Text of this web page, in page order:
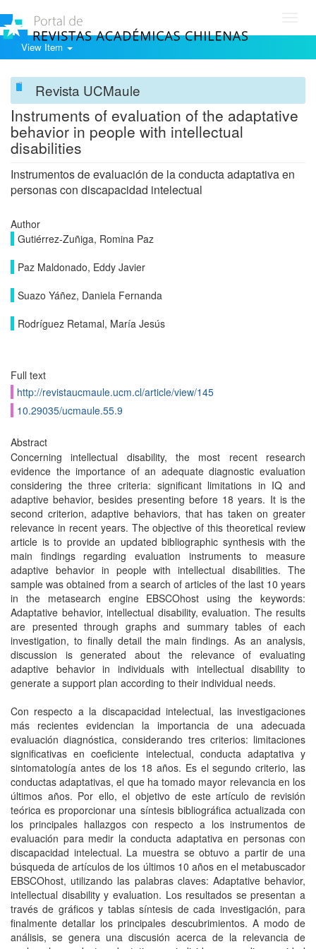
View Item
Revista UCMaule
Instruments of evaluation of the adaptative
behavior in people with intellectual
disabilities
Instrumentos de evaluación de la conducta adaptativa en
personas con discapacidad intelectual
Author
Gutiérrez-Zuñiga, Romina Paz
Paz Maldonado, Eddy Javier
Suazo Yáñez, Daniela Fernanda
Rodríguez Retamal, María Jesús
Full text
http://revistaucmaule.ucm.cl/article/view/145
10.29035/ucmaule.55.9
Abstract
Concerning intellectual disability, the most recent research
evidence the importance of an adequate diagnostic evaluation
considering the three criteria: significant limitations in IQ and
adaptive behavior, besides presenting before 18 years. It is the
second criterion, adaptive behaviors, that has taken on greater
relevance in recent years. The objective of this theoretical review
article is to provide an updated bibliographic synthesis with the
main findings regarding evaluation instruments to measure
adaptive behavior in people with intellectual disabilities. The
sample was obtained from a search of articles of the last 10 years
in the metasearch engine EBSCOhost using the keywords:
Adaptative behavior, intellectual disability, evaluation. The results
are presented through graphs and summary tables of each
investigation, to finally detail the main findings. As an analysis,
discussion is generated about the relevance of evaluating
adaptive behavior in individuals with intellectual disability to
generate a support plan according to their individual needs.
Con respecto a la discapacidad intelectual, las investigaciones
más recientes evidencian la importancia de una adecuada
evaluación diagnóstica, considerando tres criterios: limitaciones
significativas en coeficiente intelectual, conducta adaptativa y
sintomatología antes de los 18 años. Es el segundo criterio, las
conductas adaptativas, el que ha tomado mayor relevancia en los
últimos años. Por ello, el objetivo de este artículo de revisión
teórica es proporcionar una síntesis bibliográfica actualizada con
los principales hallazgos con respecto a los instrumentos de
evaluación para medir la conducta adaptativa en personas con
discapacidad intelectual. La muestra se obtuvo a partir de una
búsqueda de artículos de los últimos 10 años en el metabuscador
EBSCOhost, utilizando las palabras claves: Adaptative behavior,
intellectual disability y evaluation. Los resultados se presentan a
través de gráficos y tablas síntesis de cada investigación, para
finalmente detallar los principales descubrimientos. A modo de
análisis, se genera una discusión acerca de la relevancia de